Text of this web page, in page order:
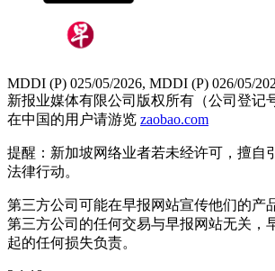
MDDI (P) 025/05/2026, MDDI (P) 026/05/
新报业媒体有限公司版权所有（公司登记
在中国的用户请游览 zaobao.com
提醒：新加坡网络业者若未经许可，擅自
法律行动。
第三方公司可能在早报网站宣传他们的产
第三方公司的任何交易与早报网站无关，
起的任何损失负责。